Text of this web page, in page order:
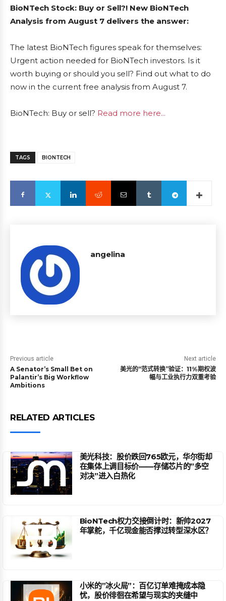
BioNTech Stock: Buy or Sell?! New BioNTech
Analysis from August 7 delivers the answer:
The latest BioNTech figures speak for themselves:
Urgent action needed for BioNTech investors. Is it
worth buying or should you sell? Find out what to do
now in the current free analysis from August 7.
BioNTech: Buy or sell? Read more here...
TAGS BIONTECH
angelina
Previous article
A Senator’s Small Bet on
Palantir’s Big Workflow
Ambitions
Next article
美光的“范式转换”验证：11%期权波
幅与工业执行力双重考验
RELATED ARTICLES
美光科技：股价跌回765欧元，华尔街却
在集体上调目标价——存储芯片的”多空
对决”进入白热化
BioNTech权力交接倒计时：新帅2027
年掌舵，千亿现金能否撑过转型深水区？
小米的”冰火局”：百亿订单难掩成本隐
忧，股价徘徊在希望与现实的夹缝中